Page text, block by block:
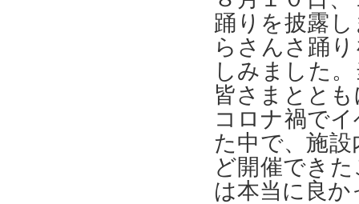
踊りを披露
らさんさ踊
しみました
皆さまとと
コロナ禍で
た中で、施
ど開催でき
は本当に良